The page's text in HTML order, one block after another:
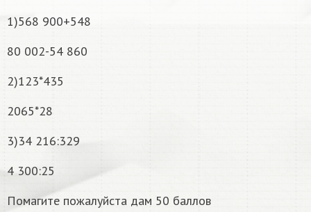
1)568 900+548
80 002-54 860
2)123*435
2065*28
3)34 216:329
4 300:25
Помагите пожалуйста дам 50 баллов